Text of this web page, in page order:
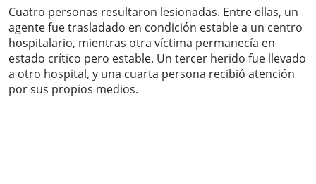
Cuatro personas resultaron lesionadas. Entre ellas, un
agente fue trasladado en condición estable a un centro
hospitalario, mientras otra víctima permanecía en
estado crítico pero estable. Un tercer herido fue llevado
a otro hospital, y una cuarta persona recibió atención
por sus propios medios.